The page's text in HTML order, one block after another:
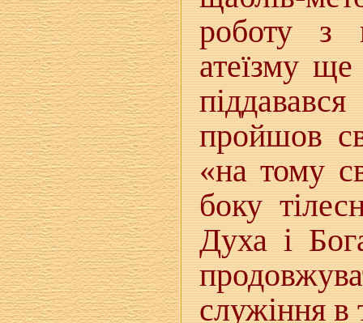
роботу з
атеїзму
пройшов
«на тому
боку
Духа і
служіння в